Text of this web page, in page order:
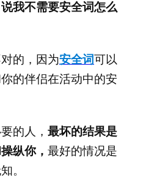
我不需要安全词怎么
的，因为安全词可以
的伴侣在活动中的安
的人， 最坏的结果是
纵你， 最好的情况是
。